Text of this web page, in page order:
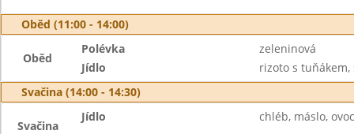
Oběd (11:00 - 14:00)
Oběd
Polévka
zeleninová
Jídlo
rizoto s tuňákem,
Svačina (14:00 - 14:30)
Svačina
Jídlo chléb, máslo,